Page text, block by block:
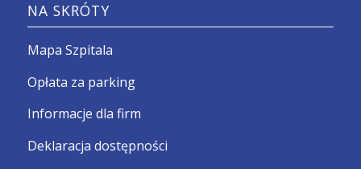
NA SKRÓTY
Mapa Szpitala
Opłata za parking
Informacje dla firm
Deklaracja dostępności